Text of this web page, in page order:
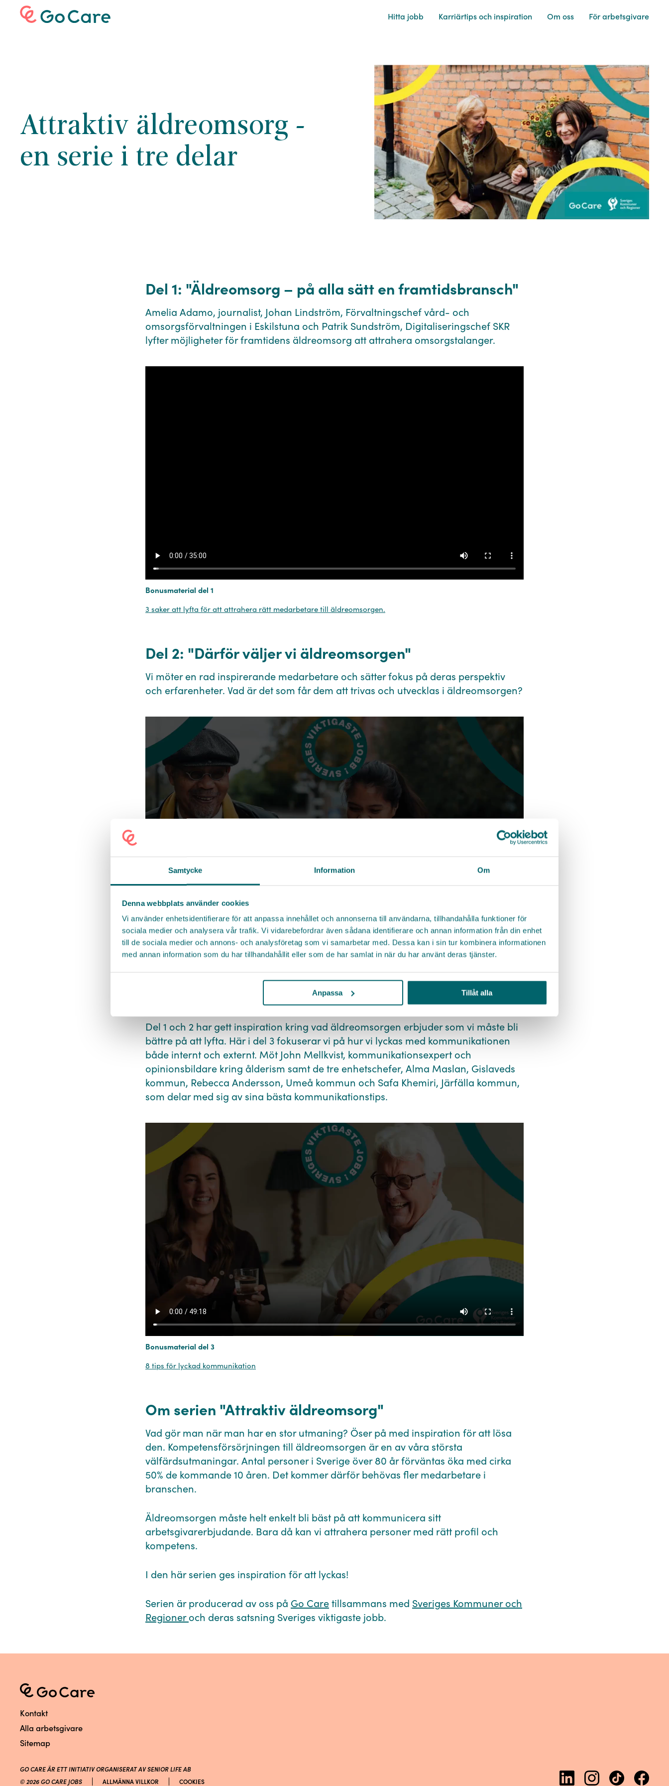
Samtycke Information Om
Denna webbplats använder cookies
Vi använder enhetsidentifierare för att anpassa innehållet och annonserna till användarna, tillhandahålla funktioner för
sociala medier och analysera vår trafik. Vi vidarebefordrar även sådana identifierare och annan information från din enhet
till de sociala medier och annons- och analysföretag som vi samarbetar med. Dessa kan i sin tur kombinera informationen
med annan information som du har tillhandahållit eller som de har samlat in när du har använt deras tjänster.
Anpassa Tillåt alla
Hitta jobb Karriärtips och inspiration Om oss Förarbetsgivare
Attraktiv äldreomsorg -
en serie i tre delar
Del 1: ⁠"Äldreomsorg – på alla sätt en framtidsbransch"⁠
Amelia Adamo, journalist, Johan Lindström, Förvaltningschef vård- och
omsorgsförvaltningen i Eskilstuna och Patrik Sundström, Digitaliseringschef SKR
lyfter möjligheter för framtidens äldreomsorg att attrahera omsorgstalanger.
Bonusmaterial del 1
3 saker att lyfta för att attrahera rätt medarbetare till äldreomsorgen.
Del 2: ⁠"Därför väljer vi äldreomsorgen"⁠
Vi möter en rad inspirerande medarbetare och sätter fokus på deras perspektiv
och erfarenheter. Vad är det som får dem att trivas och utvecklas i äldreomsorgen?⁠
Bonusmaterial del 2
5 skäl att välja att jobba och utvecklas i äldreomsorgen
Del 3: ⁠"Tips för framgångsrik kommunikation"⁠
Del 1 och 2 har gett inspiration kring vad äldreomsorgen erbjuder som vi måste bli
bättre på att lyfta. Här i del 3 fokuserar ⁠vi på hur vi lyckas med kommunikationen
både internt och externt. Möt John Mellkvist, kommunikationsexpert och
opinionsbildare kring ålderism samt de tre enhetschefer, Alma Maslan, Gislaveds
kommun, Rebecca Andersson, Umeå kommun och Safa Khemiri, Järfälla kommun,
som delar med sig av sina bästa kommunikationstips.
Bonusmaterial del 3
8 tips för lyckad kommunikation
Om serien "Attraktiv äldreomsorg"
Vad gör man när man har en stor utmaning? Öser på med inspiration för att lösa
den. Kompetensförsörjningen till äldreomsorgen är en av våra största
välfärdsutmaningar. Antal personer i Sverige över 80 år förväntas öka med cirka
50% de kommande 10 åren. Det kommer därför behövas fler medarbetare i
branschen.⁠
Äldreomsorgen måste helt enkelt bli bäst på att kommunicera sitt
arbetsgivarerbjudande. Bara då kan vi attrahera personer med rätt profil och
kompetens.⁠
I den här serien ges inspiration för att lyckas!⁠
Serien är producerad av oss på Go Caretillsammans med Sveriges Kommuner och
Regioneroch deras satsning Sveriges viktigaste jobb.⁠
Kontakt
Alla arbetsgivare
Sitemap
GO CARE ÄR ETT INITIATIV ORGANISERAT AV SENIOR LIFE AB
© 2026 GO CARE JOBS
ALLMÄNNA VILLKOR COOKIES
LinkedIn
Messenger
E-post
Genom att skicka in mina uppgifter godkänner jag Go Cares
allmänna villkor. Jag har även tagit del av Go Cares
hej@go-care.se
0708 570 080
Titel
E-post * Telefonnummer
Meddelande
Policy